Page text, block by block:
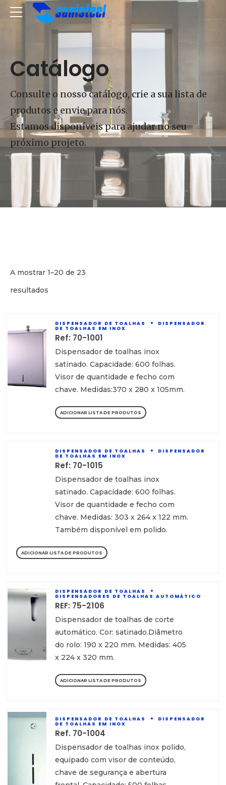
Catálogo
Consulte o nosso catálogo, crie a sua lista de
produtos e envie para nós.
Estamos disponíveis para ajudar no seu
próximo projeto.
A mostrar 1–20 de 23
resultados
DISPENSADOR DE TOALHAS
DISPENSADOR
DE TOALHAS EM INOX
Ref: 70-1001
Dispensador de toalhas inox
satinado. Capacidade: 600 folhas.
Visor de quantidade e fecho com
chave. Medidas:370 x 280 x 105mm.
ADICIONAR LISTA DE PRODUTOS
DISPENSADOR DE TOALHAS
DISPENSADOR
DE TOALHAS EM INOX
Ref: 70-1015
Dispensador de toalhas inox
satinado. Capacidade: 600 folhas.
Visor de quantidade e fecho com
chave. Medidas: 303 x 264 x 122 mm.
Também disponível em polido.
ADICIONAR LISTA DE PRODUTOS
DISPENSADOR DE TOALHAS
DISPENSADORES DE TOALHAS AUTOMÁTICO
REF: 75-2106
Dispensador de toalhas de corte
automático. Cor: satinado.Diâmetro
do rolo: 190 x 220 mm. Medidas: 405
x 224 x 320 mm.
ADICIONAR LISTA DE PRODUTOS
DISPENSADOR DE TOALHAS
DISPENSADOR
DE TOALHAS EM INOX
Ref. 70-1004
Dispensador de toalhas inox polido,
equipado com visor de conteúdo,
chave de segurança e abertura